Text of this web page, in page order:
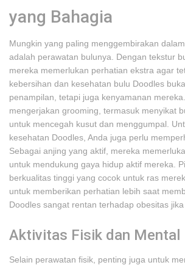
yang Bahagia
Mungkin yang paling menggembirakan
adalah perawatan bulunya. Dengan tekstur
mereka memerlukan perhatian ekstra agar
kebersihan dan kesehatan bulu Doodles
penampilan, tetapi juga kenyamanan
mengerjakan grooming, termasuk menyikat
untuk mencegah kusut dan menggumpal.
kesehatan Doodles, Anda juga perlu
Sebagai anjing yang aktif, mereka
untuk mendukung gaya hidup aktif mereka.
berkualitas tinggi yang cocok untuk ras
untuk memberikan perhatian lebih saat
Doodles sangat rentan terhadap obesitas jika
Aktivitas Fisik dan Mental
Selain perawatan fisik, penting juga untuk